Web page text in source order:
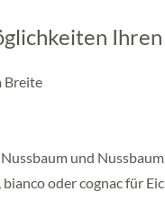
Breite
und
oder cognac für